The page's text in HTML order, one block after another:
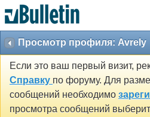
Просмотр профиля: Avrely
Если это ваш первый визит,
Справку по форуму. Для
сообщений необходимо
просмотра сообщений